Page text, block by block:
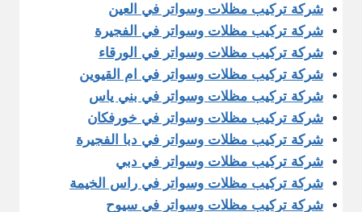
شركة تركيب مظلات وسواتر في العين
شركة تركيب مظلات وسواتر في الفجيرة
شركة تركيب مظلات وسواتر في الورقاء
شركة تركيب مظلات وسواتر في ام القيوين
شركة تركيب مظلات وسواتر في بني ياس
شركة تركيب مظلات وسواتر في خورفكان
شركة تركيب مظلات وسواتر في دبا الفجيرة
شركة تركيب مظلات وسواتر في دبي
شركة تركيب مظلات وسواتر في راس الخيمة
شركة تركيب مظلات وسواتر في سيوح